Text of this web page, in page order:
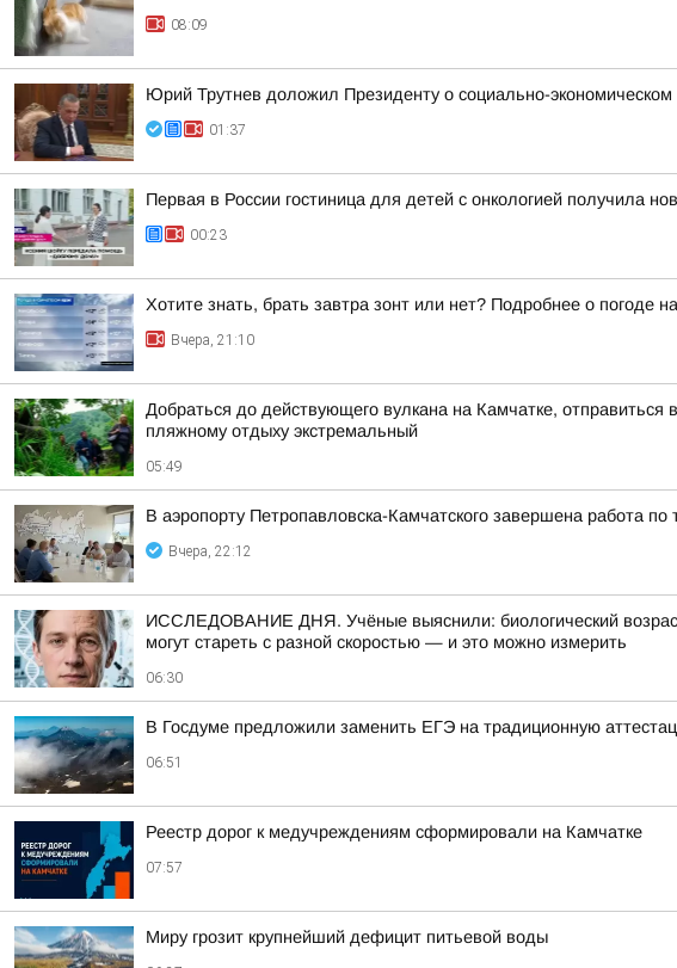
08:09
Юрий Трутнев доложил Президенту о социально-экономическом
01:37
Первая в России гостиница для детей с онкологией получила
00:23
Хотите знать, брать завтра зонт или нет? Подробнее о погоде
Вчера, 21:10
Добраться до действующего вулкана на Камчатке,
пляжному отдыху экстремальный
05:49
В аэропорту Петропавловска-Камчатского завершена работа
Вчера, 22:12
ИССЛЕДОВАНИЕ ДНЯ. Учёные выяснили: биологический
могут стареть с разной скоростью — и это можно измерить
06:30
В Госдуме предложили заменить ЕГЭ на традиционную
06:51
Реестр дорог к медучреждениям сформировали на Камчатке
07:57
Миру грозит крупнейший дефицит питьевой воды